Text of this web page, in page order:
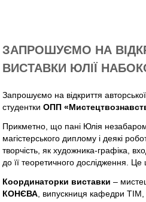
ЗАПРОШУЄМО НА
ВИСТАВКИ ЮЛІЇ
Запрошуємо на відкриття
студенткиОПП
Прикметно, що пані Юлія
магістерського диплому і деякі
творчість, як художника-графіка,
до її теоретичного дослідження. Це
Координаторки виставки –
КОНЄВА, випускниця кафедри ТІМ,